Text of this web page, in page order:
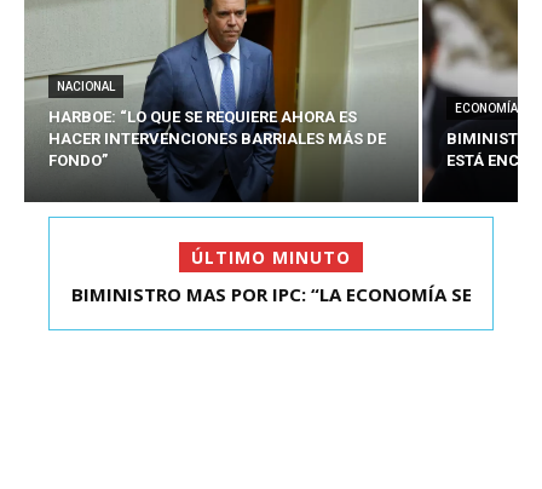
NACIONAL
HARBOE: “LO QUE SE REQUIERE AHORA ES
HACER INTERVENCIONES BARRIALES MÁS DE
FONDO”
ECONOMÍA
BIMINISTRO
ESTÁ
ÚLTIMO MINUTO
KAST SE REUNIÓ CON EL PRESIDENTE ELECTO DE
BIMINISTRO MAS POR IPC: “LA ECONOMÍA SE